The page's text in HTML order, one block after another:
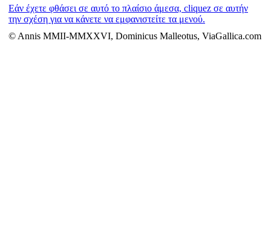
Εάν έχετε φθάσει σε αυτό το πλαίσιο άμεσα, cliquez σε αυτήν
την σχέση για να κάνετε να εμφανιστείτε τα μενού.
© Annis MMII-MMXXVI, Dominicus Malleotus, ViaGallica.com